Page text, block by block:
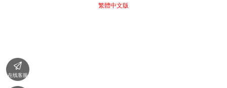
繁體中文版

在线客服